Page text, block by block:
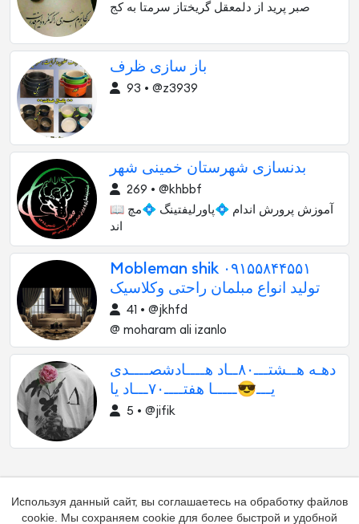
صبر پرید از دلمعقل گریختاز سرمتا به کج
باز سازی ظرف
93 • @z3939
بدنسازی شهرستان خمینی شهر
269 • @khbbf
📖 آموزش پرورش اندام 💠پاورلیفتینگ 💠مچ
اند
Mobleman shik ۰۹۱۵۵۸۴۴۵۵۱
تولید انواع مبلمان راحتی وکلاسیک
41 • @jkhfd
@ moharam ali izanlo
دهـه هــشتـــ۸۰ــاد هــــادشصــــدی
یـــ😎ـــــا هفتــــ۷۰ـــاد یا
5 • @jifik
Используя данный сайт, вы соглашаетесь на обработку файлов
cookie. Мы сохраняем cookie для более быстрой и удобной